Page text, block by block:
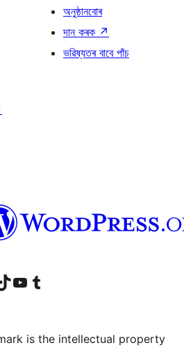
অনুষ্ঠানবোৰ
দান কৰক ↗
ভৱিষ্যতৰ বাবে পাঁচ
একাউণ্টলৈ যাওক
আমাৰ YouTube চেনেললৈ যাওকআমাৰ Tumblr একাউণ্টলৈ যাওক
is the intellectual property